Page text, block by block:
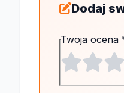
Dodaj
Twoja ocena